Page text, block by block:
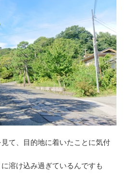
て、目的地に着いたことに気付
溶け込み過ぎているんですも